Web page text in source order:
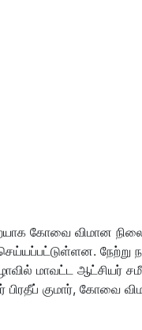
கோவை விமான
நேற்று
மாவட்ட ஆட்சியர்
குமார், கோவை